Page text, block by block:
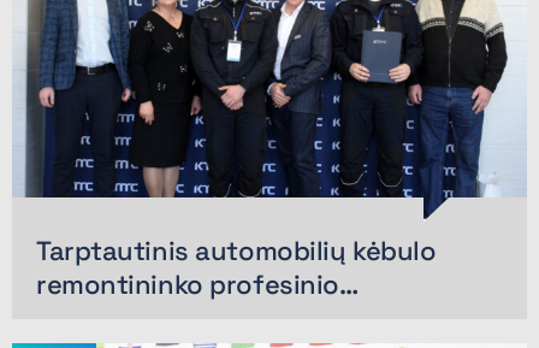
Tarptautinis automobilių kėbulo
remontininko profesinio…